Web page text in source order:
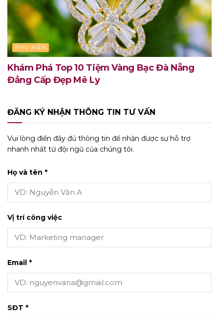
PHỤ KIỆN
Khám Phá Top 10 Tiệm Vàng Bạc Đà Nẵng
Đẳng Cấp Đẹp Mê Ly
ĐĂNG KÝ NHẬN THÔNG TIN TƯ VẤN
Vui lòng điền đầy đủ thông tin để nhận được sự hỗ trợ
nhanh nhất từ đội ngũ của chúng tôi.
Họ và tên *
Vị trí công việc
Email *
SĐT *